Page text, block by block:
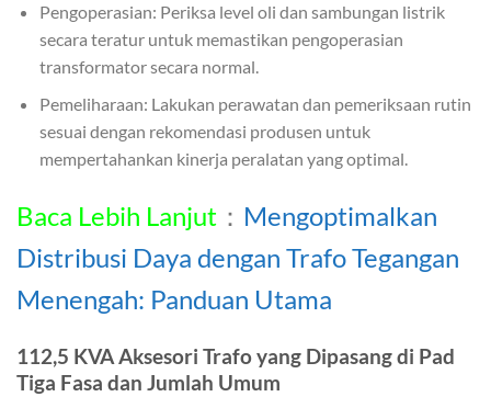
Pengoperasian: Periksa level oli dan sambungan listrik
secara teratur untuk memastikan pengoperasian
transformator secara normal.
Pemeliharaan: Lakukan perawatan dan pemeriksaan rutin
sesuai dengan rekomendasi produsen untuk
mempertahankan kinerja peralatan yang optimal.
Baca Lebih Lanjut ： Mengoptimalkan
Distribusi Daya dengan Trafo Tegangan
Menengah: Panduan Utama
112,5 KVA Aksesori Trafo yang Dipasang di Pad
Tiga Fasa dan Jumlah Umum